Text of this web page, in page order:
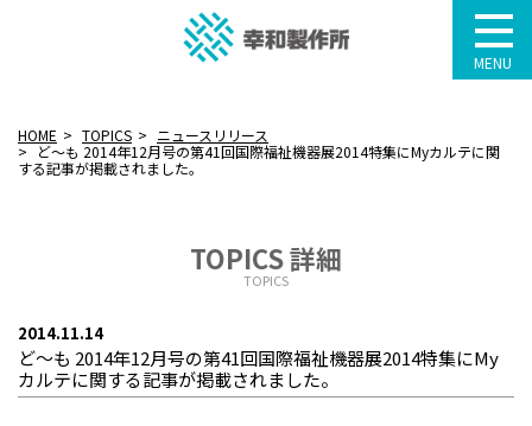
MENU
HOME TOPICS
ニュースリリース
ど～も 2014年12月号の第41回国際福祉機器展2014特集にMyカルテに関
する記事が掲載されました。
TOPICS 詳細
TOPICS
2014.11.14
ど～も 2014年12月号の第41回国際福祉機器展2014特集にMy
カルテに関する記事が掲載されました。